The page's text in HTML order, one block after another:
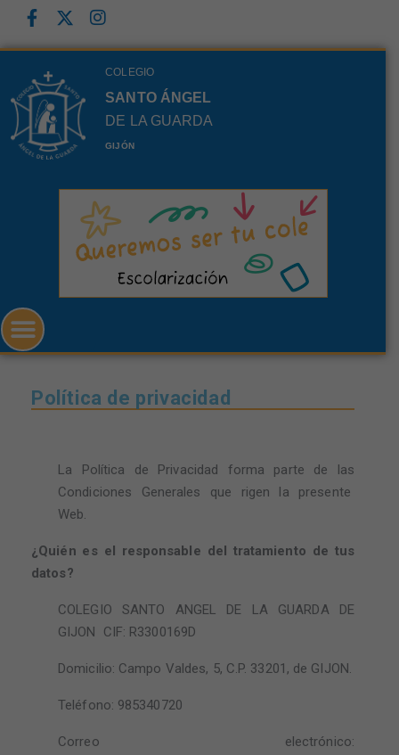
COLEGIO
SANTO ÁNGEL
DE LA GUARDA
GIJÓN
Política de privacidad
La Política de Privacidad forma parte de las
Condiciones Generales que rigen la presente
Web.
¿Quién es el responsable del tratamiento de tus
datos?
COLEGIO SANTO ANGEL DE LA GUARDA DE
GIJON CIF: R3300169D
Domicilio: Campo Valdes, 5, C.P. 33201, de GIJON.
Teléfono: 985340720
Correo electrónico: